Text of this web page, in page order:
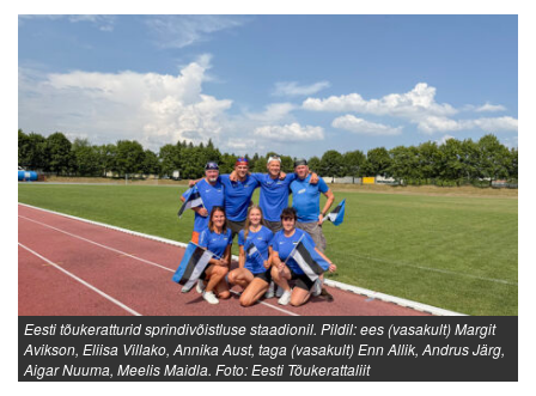
Eesti tõukeratturid sprindivõistluse staadionil. Pildil: ees (vasakult) Margit
Avikson, Eliisa Villako, Annika Aust, taga (vasakult) Enn Allik, Andrus Järg,
Aigar Nuuma, Meelis Maidla. Foto: Eesti Tõukerattaliit